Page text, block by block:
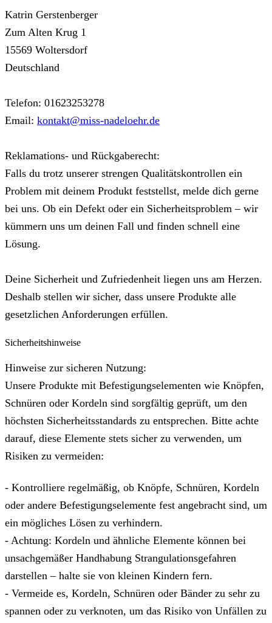
Katrin Gerstenberger
Zum Alten Krug 1
15569 Woltersdorf
Deutschland
Telefon: 01623253278
Email: kontakt@miss-nadeloehr.de
Reklamations- und Rückgaberecht:
Falls du trotz unserer strengen Qualitätskontrollen ein
Problem mit deinem Produkt feststellst, melde dich gerne
bei uns. Ob ein Defekt oder ein Sicherheitsproblem – wir
kümmern uns um deinen Fall und finden schnell eine
Lösung.
Deine Sicherheit und Zufriedenheit liegen uns am Herzen.
Deshalb stellen wir sicher, dass unsere Produkte alle
gesetzlichen Anforderungen erfüllen.
Sicherheitshinweise
Hinweise zur sicheren Nutzung:
Unsere Produkte mit Befestigungselementen wie Knöpfen,
Schnüren oder Kordeln sind sorgfältig geprüft, um den
höchsten Sicherheitsstandards zu entsprechen. Bitte achte
darauf, diese Elemente stets sicher zu verwenden, um
Risiken zu vermeiden:
- Kontrolliere regelmäßig, ob Knöpfe, Schnüren, Kordeln
oder andere Befestigungselemente fest angebracht sind, um
ein mögliches Lösen zu verhindern.
- Achtung: Kordeln und ähnliche Elemente können bei
unsachgemäßer Handhabung Strangulationsgefahren
darstellen – halte sie von kleinen Kindern fern.
- Vermeide es, Kordeln, Schnüren oder Bänder zu sehr zu
spannen oder zu verknoten, um das Risiko von Unfällen zu